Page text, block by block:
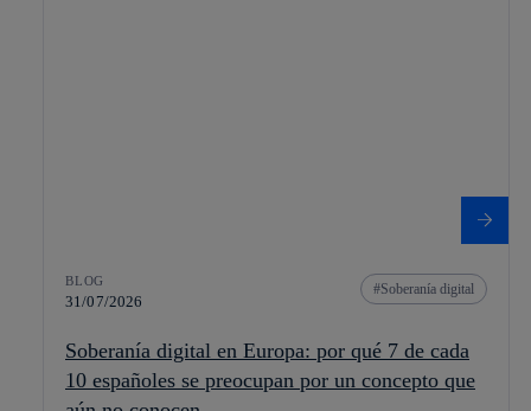
BLOG
31/07/2026
Soberanía digital
Soberanía digital en Europa: por qué 7 de cada
10 españoles se preocupan por un concepto que